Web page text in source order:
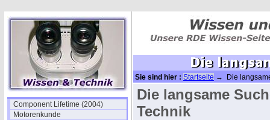
Component Lifetime (2004)
Motorenkunde
Sie sind hier : Startseite → Die
Die langsame
Technik